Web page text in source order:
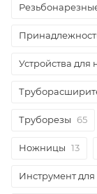
Устройства для
Труборезы 65
Ножницы 13
Инструмент